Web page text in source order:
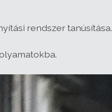
rendszer tanúsítása.